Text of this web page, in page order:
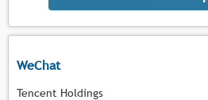
WeChat
Tencent Holdings